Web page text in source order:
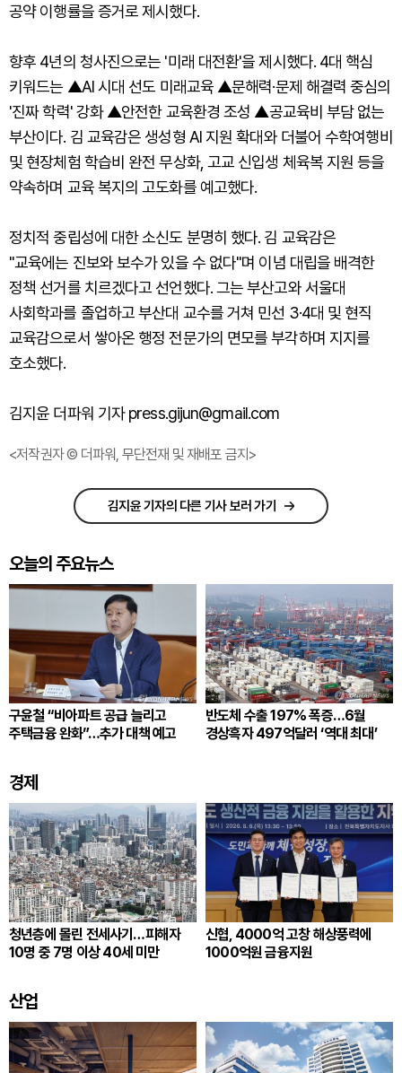
공약 이행률을 증거로 제시했다.
향후 4년의 청사진으로는 '미래 대전환'을 제시했다. 4대 핵심
키워드는 ▲AI 시대 선도 미래교육 ▲문해력·문제 해결력 중심의
'진짜 학력' 강화 ▲안전한 교육환경 조성 ▲공교육비 부담 없는
부산이다. 김 교육감은 생성형 AI 지원 확대와 더불어 수학여행비
및 현장체험 학습비 완전 무상화, 고교 신입생 체육복 지원 등을
약속하며 교육 복지의 고도화를 예고했다.
정치적 중립성에 대한 소신도 분명히 했다. 김 교육감은
"교육에는 진보와 보수가 있을 수 없다"며 이념 대립을 배격한
정책 선거를 치르겠다고 선언했다. 그는 부산고와 서울대
사회학과를 졸업하고 부산대 교수를 거쳐 민선 3·4대 및 현직
교육감으로서 쌓아온 행정 전문가의 면모를 부각하며 지지를
호소했다.
김지윤 더파워 기자 press.gijun@gmail.com
<저작권자 © 더파워, 무단전재 및 재배포 금지>
김지윤 기자의 다른 기사 보러 가기
오늘의 주요뉴스
구윤철 “비아파트 공급 늘리고
주택금융 완화”…추가 대책 예고
반도체 수출 197% 폭증…6월
경상흑자 497억달러 ‘역대 최대’
경제
청년층에 몰린 전세사기…피해자
10명 중 7명 이상 40세 미만
신협, 4000억 고창 해상풍력에
1000억원 금융지원
산업